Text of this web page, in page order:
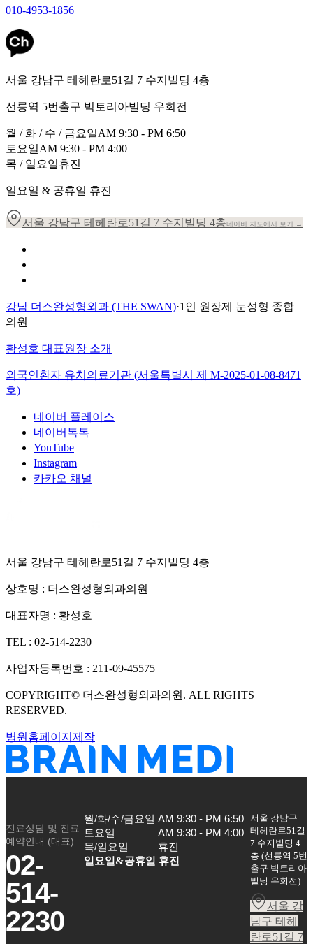
010-4953-1856
서울 강남구 테헤란로51길 7 수지빌딩 4층
선릉역 5번출구 빅토리아빌딩 우회전
월 / 화 / 수 / 금요일AM 9:30 - PM 6:50
토요일AM 9:30 - PM 4:00
목 / 일요일휴진
일요일 & 공휴일 휴진
서울 강남구 테헤란로51길 7 수지빌딩 4층네이버 지도에서 보기 →
강남 더스완성형외과 (THE SWAN)·1인 원장제 눈성형 종합
의원
황성호 대표원장 소개
외국인환자 유치의료기관 (서울특별시 제 M-2025-01-08-8471
호)
네이버 플레이스
네이버톡톡
YouTube
Instagram
카카오 채널
서울 강남구 테헤란로51길 7 수지빌딩 4층
상호명 : 더스완성형외과의원
대표자명 : 황성호
TEL : 02-514-2230
사업자등록번호 : 211-09-45575
COPYRIGHT© 더스완성형외과의원 . ALL RIGHTS
RESERVED.
병원홈페이지제작
진료상담 및 진료
예약안내 (대표)
02-
514-
2230
월/화/수/금요일
토요일
목/일요일
AM 9:30 - PM 6:50
AM 9:30 - PM 4:00
휴진
일요일&공휴일 휴진
서울 강남구
테헤란로51길
7 수지빌딩 4
층 (선릉역 5번
출구 빅토리아
빌딩 우회전)
서울 강
남구 테헤
란로51길 7